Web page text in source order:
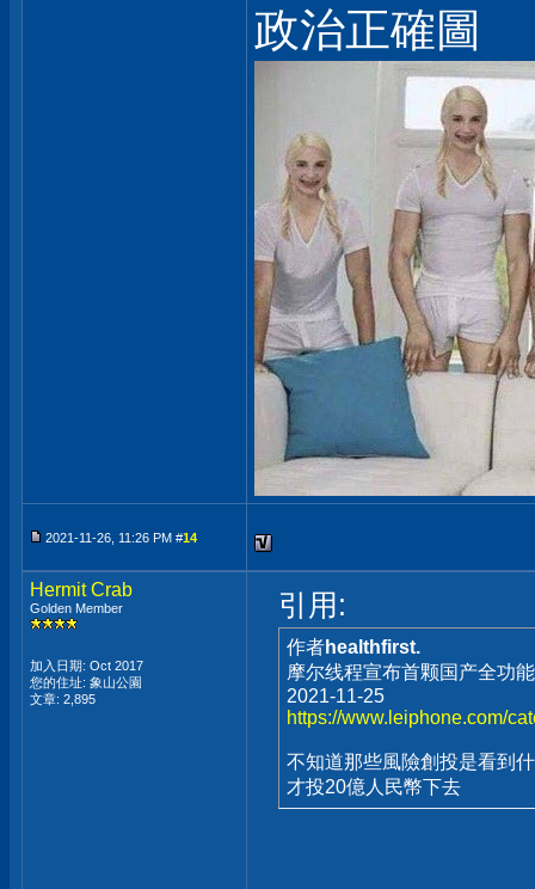
政治正確圖
2021-11-26, 11:26 PM #14
Hermit Crab
Golden Member
加入日期: Oct 2017
您的住址: 象山公園
文章: 2,895
引用:
作者healthfirst.
摩尔线程宣布首颗国产全功
2021-11-25
https://www.leiphone.com/
不知道那些風險創投是看到
才投20億人民幣下去